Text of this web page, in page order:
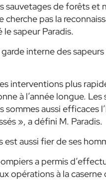
de forêts et
cherche pas la
sapeur Paradis.
interne des
interventions plus
à l’année longue.
sommes aussi efficaces
», a défini M. Paradis.
aussi fier de ses
a permis
opérations à la